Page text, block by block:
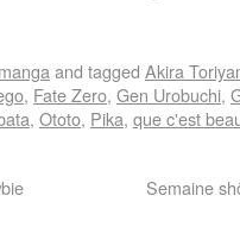
manga and tagged Akira
, Fate Zero, Gen Urobuchi,
, Ototo, Pika, que c'est
Semaine